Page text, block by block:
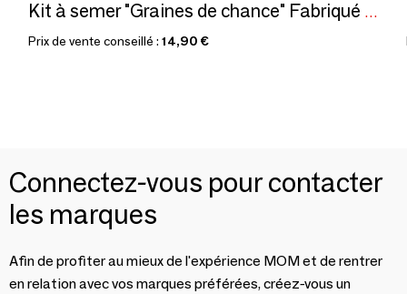
Kit à semer "Graines de chance" Fabriqué en France
Prix de vente conseillé : 14,90 €
Connectez-vous pour contacter
les marques
Afin de profiter au mieux de l'expérience MOM et de rentrer
en relation avec vos marques préférées, créez-vous un